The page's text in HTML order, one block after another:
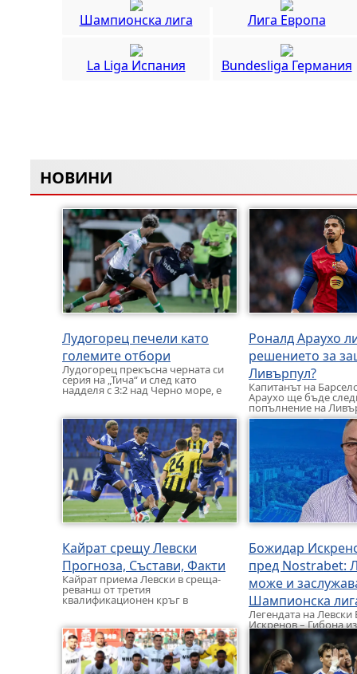
Шампионска лига Лига Европа
La Liga Испания Bundesliga Германия
НОВИНИ
Лудогорец печели като
големите отбори
Лудогорец прекъсна черната си
серия на „Тича“ и след като
надделя с 3:2 над Черно море, е
Роналд Араухо
решението за
Ливърпул?
Капитанът на
Араухо ще бъде
попълнение на
лято. 27-годишният
национал ще
Кайрат срещу Левски
Прогноза, Състави, Факти
Кайрат приема Левски в среща-
реванш от третия
квалификационен кръг в
Шампионска лига. Първият
„сините“ […]
Божидар
пред Nostrabet:
може и
Шампионска
Легендата на
Искренов – Гибона
възхищението си от
„сините“ в двубоя с
третия […]